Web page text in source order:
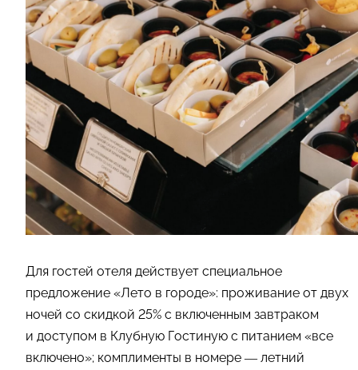
Для гостей отеля действует специальное
предложение «Лето в городе»: проживание от двух
ночей со скидкой 25% с включенным завтраком
и доступом в Клубную Гостиную с питанием «все
включено»; комплименты в номере — летний